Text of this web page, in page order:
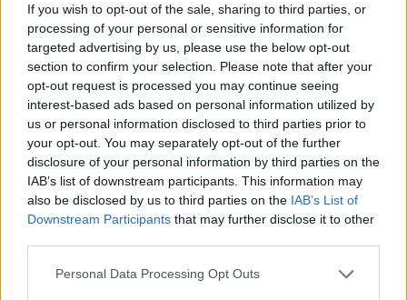
If you wish to opt-out of the sale, sharing to third parties, or
processing of your personal or sensitive information for
targeted advertising by us, please use the below opt-out
section to confirm your selection. Please note that after your
opt-out request is processed you may continue seeing
interest-based ads based on personal information utilized by
us or personal information disclosed to third parties prior to
your opt-out. You may separately opt-out of the further
disclosure of your personal information by third parties on the
IAB’s list of downstream participants. This information may
also be disclosed by us to third parties on the IAB’s List of
Downstream Participants that may further disclose it to other
Personal Data Processing Opt Outs
kereszteződésben hosszú távú
megoldást körforgalom létesítése
jelent;
a Szent Kereszt-templom előtti
kereszteződést tehermentesíteni
fogja a Szív utca templom melletti
szakaszának a lezárása, ezért ott nem
terveznek jelentős beruházást,
jelzőlámpák szerelését sem;